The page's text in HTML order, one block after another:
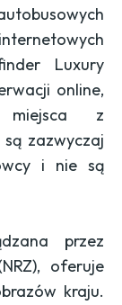
Luxury
online,
miejsca z
zazwyczaj
i nie są
przez
oferuje
kraju.